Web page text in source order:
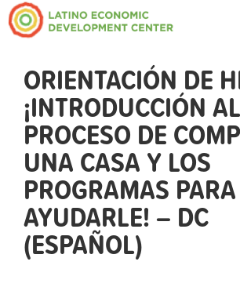
ORIENTACIÓN DE
¡INTRODUCCIÓN AL
PROCESO DE
UNA CASA Y LOS
PROGRAMAS PARA
AYUDARLE! – DC
(ESPAÑOL)